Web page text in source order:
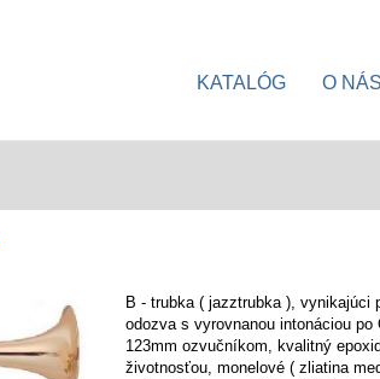
KATALÓG O NÁS
B - trubka ( jazztrubka ),vynikajúci
odozva s vyrovnanou intonáciou
123mm ozvučníkom, kvalitný
životnosťou, monelové( zliatina